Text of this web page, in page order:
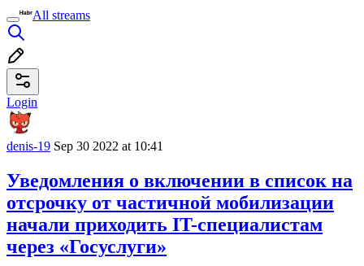
All streams
Login
denis-19 Sep 30 2022 at 10:41
Уведомления о включении в список на
отсрочку от частичной мобилизации
начали приходить IT-специалистам
через «Госуслуги»